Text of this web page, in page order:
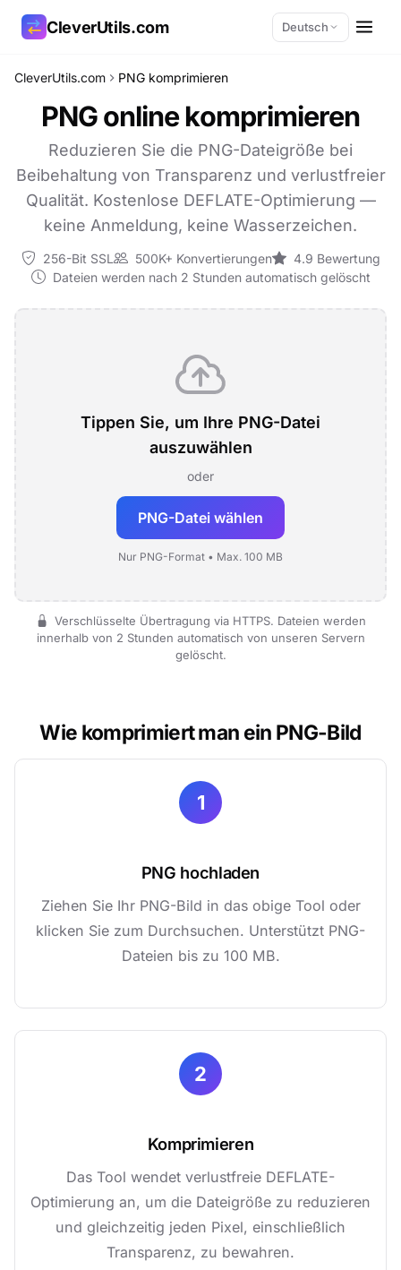
CleverUtils.com Deutsch
CleverUtils.com PNG komprimieren
PNG online komprimieren
Reduzieren Sie die PNG-Dateigröße bei
Beibehaltung von Transparenz und verlustfreier
Qualität. Kostenlose DEFLATE-Optimierung —
keine Anmeldung, keine Wasserzeichen.
256-Bit SSL 500K+ Konvertierungen
4.9 Bewertung
Dateien werden nach 2 Stunden automatisch gelöscht
Tippen Sie, um Ihre PNG-Datei
auszuwählen
oder
PNG-Datei wählen
Nur PNG-Format • Max. 100 MB
Verschlüsselte Übertragung via HTTPS. Dateien werden
innerhalb von 2 Stunden automatisch von unseren Servern
gelöscht.
Wie komprimiert man ein PNG-Bild
1
PNG hochladen
Ziehen Sie Ihr PNG-Bild in das obige Tool oder
klicken Sie zum Durchsuchen. Unterstützt PNG-
Dateien bis zu 100 MB.
2
Komprimieren
Das Tool wendet verlustfreie DEFLATE-
Optimierung an, um die Dateigröße zu reduzieren
und gleichzeitig jeden Pixel, einschließlich
Transparenz, zu bewahren.
Link kopieren